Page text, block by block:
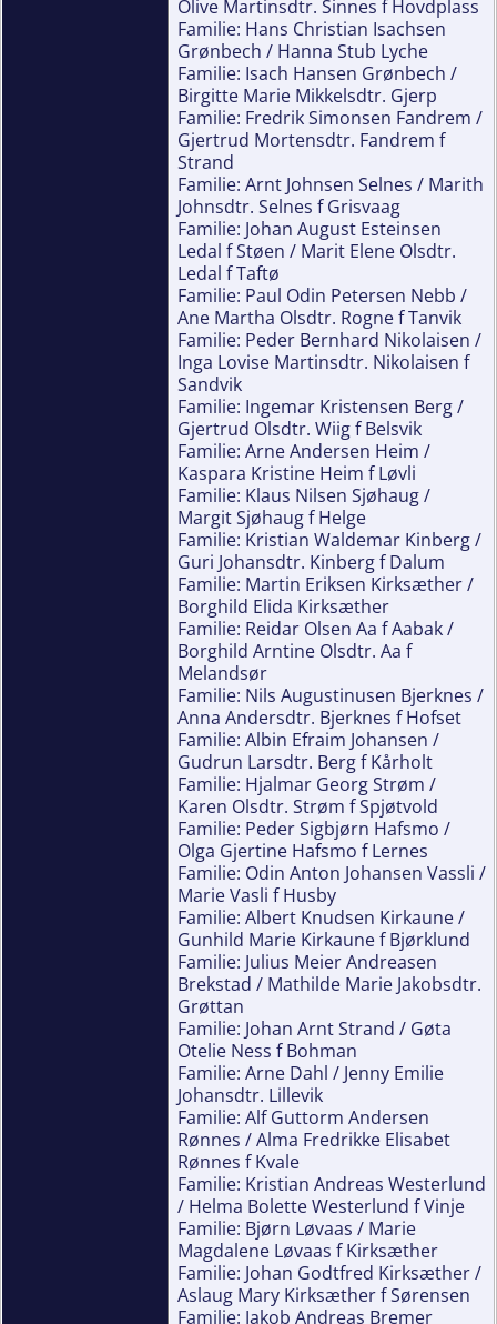
Olive Martinsdtr. Sinnes f Hovdplass
Familie: Hans Christian Isachsen
Grønbech / Hanna Stub Lyche
Familie: Isach Hansen Grønbech /
Birgitte Marie Mikkelsdtr. Gjerp
Familie: Fredrik Simonsen Fandrem /
Gjertrud Mortensdtr. Fandrem f
Strand
Familie: Arnt Johnsen Selnes / Marith
Johnsdtr. Selnes f Grisvaag
Familie: Johan August Esteinsen
Ledal f Støen / Marit Elene Olsdtr.
Ledal f Taftø
Familie: Paul Odin Petersen Nebb /
Ane Martha Olsdtr. Rogne f Tanvik
Familie: Peder Bernhard Nikolaisen /
Inga Lovise Martinsdtr. Nikolaisen f
Sandvik
Familie: Ingemar Kristensen Berg /
Gjertrud Olsdtr. Wiig f Belsvik
Familie: Arne Andersen Heim /
Kaspara Kristine Heim f Løvli
Familie: Klaus Nilsen Sjøhaug /
Margit Sjøhaug f Helge
Familie: Kristian Waldemar Kinberg /
Guri Johansdtr. Kinberg f Dalum
Familie: Martin Eriksen Kirksæther /
Borghild Elida Kirksæther
Familie: Reidar Olsen Aa f Aabak /
Borghild Arntine Olsdtr. Aa f
Melandsør
Familie: Nils Augustinusen Bjerknes /
Anna Andersdtr. Bjerknes f Hofset
Familie: Albin Efraim Johansen /
Gudrun Larsdtr. Berg f Kårholt
Familie: Hjalmar Georg Strøm /
Karen Olsdtr. Strøm f Spjøtvold
Familie: Peder Sigbjørn Hafsmo /
Olga Gjertine Hafsmo f Lernes
Familie: Odin Anton Johansen Vassli /
Marie Vasli f Husby
Familie: Albert Knudsen Kirkaune /
Gunhild Marie Kirkaune f Bjørklund
Familie: Julius Meier Andreasen
Brekstad / Mathilde Marie Jakobsdtr.
Grøttan
Familie: Johan Arnt Strand / Gøta
Otelie Ness f Bohman
Familie: Arne Dahl / Jenny Emilie
Johansdtr. Lillevik
Familie: Alf Guttorm Andersen
Rønnes / Alma Fredrikke Elisabet
Rønnes f Kvale
Familie: Kristian Andreas Westerlund
/ Helma Bolette Westerlund f Vinje
Familie: Bjørn Løvaas / Marie
Magdalene Løvaas f Kirksæther
Familie: Johan Godtfred Kirksæther /
Aslaug Mary Kirksæther f Sørensen
Familie: Jakob Andreas Bremer